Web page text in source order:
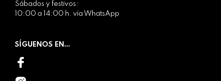
Sábados y festivos:
10:00 a 14:00 h. vía WhatsApp
SÍGUENOS EN...